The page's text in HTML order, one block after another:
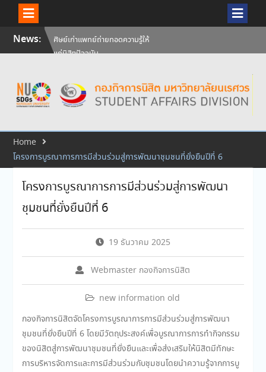
SkipNews:
แก่นิสิตปัจจุบัน
วันคล้ายวันสถาปนามหาวิทยาลัย
สัมภาษณ์นิสิตเพื่อพิจารณาเข้ารับ
ทุนการศึกษามหาวิทยาลัยนเรศวร
Home
โครงการบูรณาการการมีส่วนร่วมสู่การพัฒนาชุมชนที่ยั่งยืนปีที่ 6
โครงการบูรณาการการมีส่วนร่วมสู่การพัฒนา
ชุมชนที่ยั่งยืนปีที่ 6
19 ธันวาคม 2025
Webmaster กองกิจการนิสิต
new information old
กองกิจการนิสิตจัดโครงการบูรณาการการมีส่วนร่วมสู่การพัฒนา
ชุมชนที่ยั่งยืนปีที่ 6 โดยมีวัตถุประสงค์เพื่อบูรณาการการทำกิจกรรม
ของนิสิตสู่การพัฒนาชุมชนที่ยั่งยืนและเพื่อส่งเสริมให้นิสิตมีทักษะ
การบริหารจัดการและการมีส่วนร่วมกับชุมชนโดยนำความรู้จากการบู